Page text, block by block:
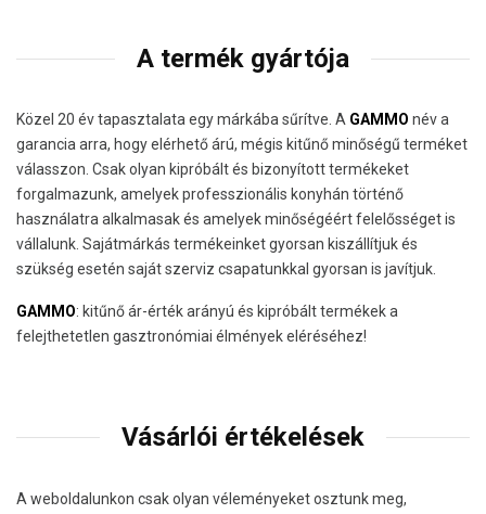
A termék gyártója
Közel 20 év tapasztalata egy márkába sűrítve. A GAMMO név a
garancia arra, hogy elérhető árú, mégis kitűnő minőségű terméket
válasszon. Csak olyan kipróbált és bizonyított termékeket
forgalmazunk, amelyek professzionális konyhán történő
használatra alkalmasak és amelyek minőségéért felelősséget is
vállalunk. Sajátmárkás termékeinket gyorsan kiszállítjuk és
szükség esetén saját szerviz csapatunkkal gyorsan is javítjuk.
GAMMO: kitűnő ár-érték arányú és kipróbált termékek a
felejthetetlen gasztronómiai élmények eléréséhez!
Vásárlói értékelések
A weboldalunkon csak olyan véleményeket osztunk meg,